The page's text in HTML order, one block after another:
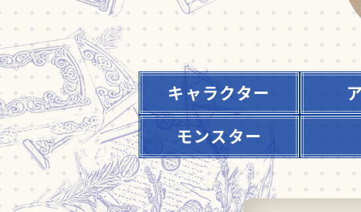
キャラクター
モンスター